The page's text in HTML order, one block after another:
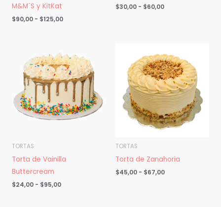
M&M´S y KitKat
$90,00 - $125,00
$30,00 - $60,00
TORTAS
Torta de Vainilla
Buttercream
$24,00 - $95,00
de
precios:
desde
$24,00
hasta
$95,00
TORTAS
Torta de Zanahoria
$45,00 - $67,00
de
precios:
desde
$45,00
hasta
$67,00